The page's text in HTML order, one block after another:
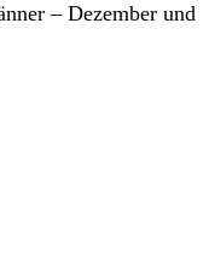
– Dezember und